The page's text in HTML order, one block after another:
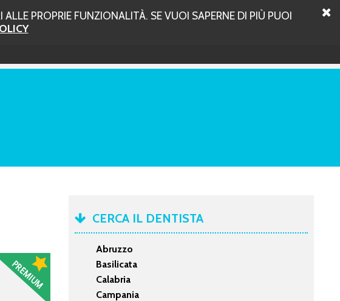
PROPRIE FUNZIONALITÀ. SE VUOI SAPERNE DI PIÙ PUOI
CERCA IL DENTISTA
Abruzzo
Basilicata
Calabria
Campania